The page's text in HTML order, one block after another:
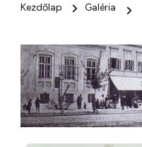
Kezdőlap Galéria